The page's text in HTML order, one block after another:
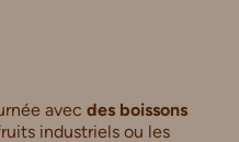
avec des boissons
industriels ou les